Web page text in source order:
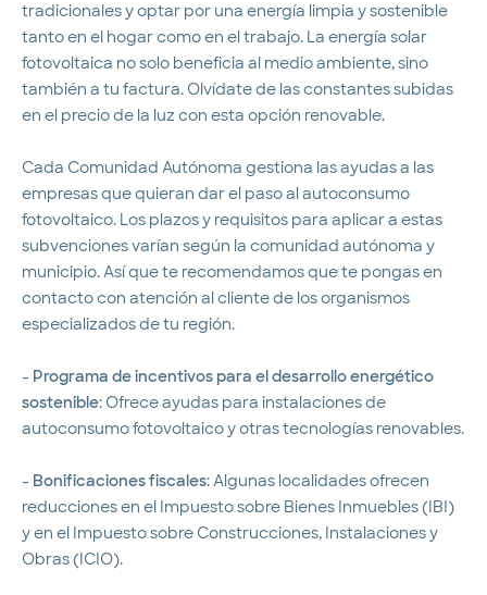
tradicionales y optar por una energía limpia y sostenible
tanto en el hogar como en el trabajo. La energía solar
fotovoltaica no solo beneficia al medio ambiente, sino
también a tu factura. Olvídate de las constantes subidas
en el precio de la luz con esta opción renovable.
Cada Comunidad Autónoma gestiona las ayudas a las
empresas que quieran dar el paso al autoconsumo
fotovoltaico. Los plazos y requisitos para aplicar a estas
subvenciones varían según la comunidad autónoma y
municipio. Así que te recomendamos que te pongas en
contacto con atención al cliente de los organismos
especializados de tu región.
- Programa de incentivos para el desarrollo energético
sostenible: Ofrece ayudas para instalaciones de
autoconsumo fotovoltaico y otras tecnologías renovables.
- Bonificaciones fiscales: Algunas localidades ofrecen
reducciones en el Impuesto sobre Bienes Inmuebles (IBI)
y en el Impuesto sobre Construcciones, Instalaciones y
Obras (ICIO).